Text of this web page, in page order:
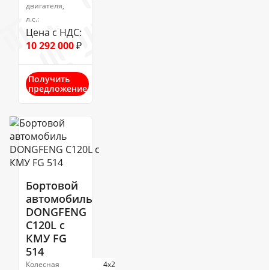
двигателя,
л.с.:
Цена с НДС:
10 292 000₽
Получить
предложение
Бортовой
автомобиль
DONGFENG
С120L с
КМУ FG
514
Колесная
4х2